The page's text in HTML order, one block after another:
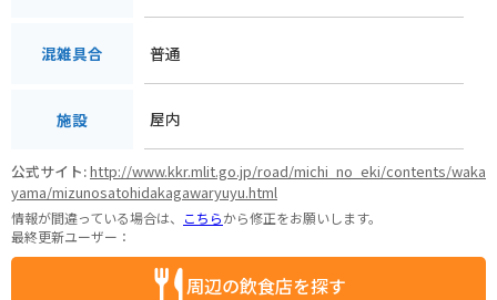
混雑具合 普通
施設 屋内
公式サイト:http://www.kkr.mlit.go.jp/road/michi_no_eki/contents/waka
yama/mizunosatohidakagawaryuyu.html
情報が間違っている場合は、 こちらから修正をお願いします。
最終更新ユーザー：
周辺の飲食店を探す